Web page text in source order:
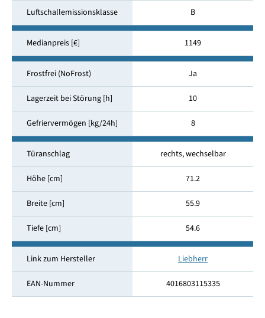
Luftschallemissionsklasse B
Medianpreis [€] 1149
Frostfrei (NoFrost) Ja
Lagerzeit bei Störung [h] 10
Gefriervermögen [kg/24h] 8
Türanschlag rechts, wechselbar
Höhe [cm] 71.2
Breite [cm] 55.9
Tiefe [cm] 54.6
Link zum Hersteller Liebherr
EAN-Nummer 4016803115335